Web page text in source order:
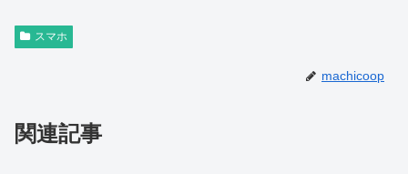
スマホ
machicoop
関連記事